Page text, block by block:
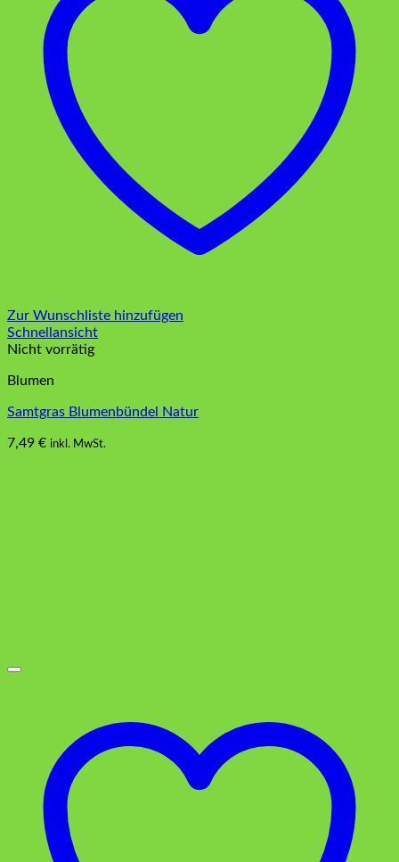
Zur Wunschliste hinzufügen
Schnellansicht
Nicht vorrätig
Blumen
Samtgras Blumenbündel Natur
7,49 € inkl. MwSt.